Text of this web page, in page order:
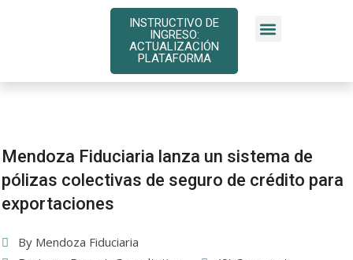
INSTRUCTIVO DE
INGRESO:
ACTUALIZACIÓN
PLATAFORMA
2022
Mendoza Fiduciaria lanza un sistema de
pólizas colectivas de seguro de crédito para
exportaciones
By Mendoza Fiduciaria